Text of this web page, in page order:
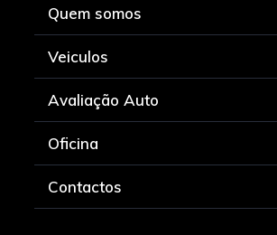
Quem somos
Veiculos
Avaliação Auto
Oficina
Contactos